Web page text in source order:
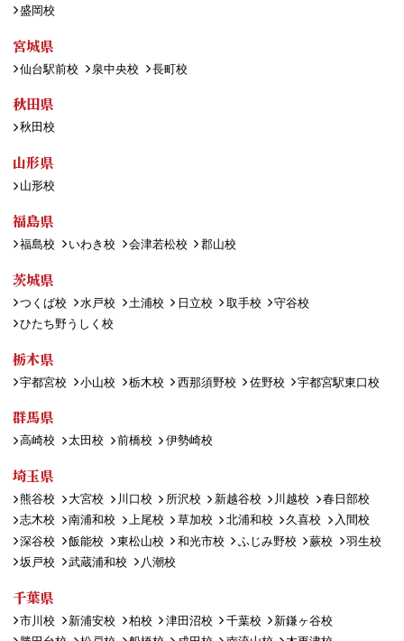
盛岡校
宮城県
仙台駅前校 泉中央校 長町校
秋田県
秋田校
山形県
山形校
福島県
福島校 いわき校 会津若松校 郡山校
茨城県
つくば校 水戸校 土浦校 日立校 取手校
守谷校
ひたち野うしく校
栃木県
宇都宮校 小山校 栃木校 西那須野校 佐野校 宇都宮駅東口校
群馬県
高崎校 太田校 前橋校 伊勢崎校
埼玉県
熊谷校 大宮校 川口校 所沢校 新越谷校 川越校
春日部校
志木校
南浦和校 上尾校 草加校 北浦和校 久喜校
入間校
深谷校
飯能校 東松山校 和光市校 ふじみ野校 蕨校
羽生校
坂戸校
武蔵浦和校 八潮校
千葉県
市川校 新浦安校 柏校 津田沼校 千葉校
新鎌ヶ谷校